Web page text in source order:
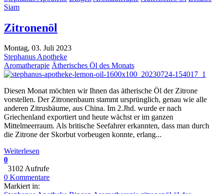
Siam
Zitronenöl
Montag, 03. Juli 2023
Stephanus Apotheke
Aromatherapie Ätherisches Öl des Monats
Diesen Monat möchten wir Ihnen das ätherische Öl der Zitrone
vorstellen. Der Zitronenbaum stammt ursprünglich, genau wie alle
anderen Zitrusbäume, aus China. Im 2.Jhd. wurde er nach
Griechenland exportiert und heute wächst er im ganzen
Mittelmeerraum. Als britische Seefahrer erkannten, dass man durch
die Zitrone der Skorbut vorbeugen konnte, erlang...
Weiterlesen
0
3102 Aufrufe
0 Kommentare
Markiert in: